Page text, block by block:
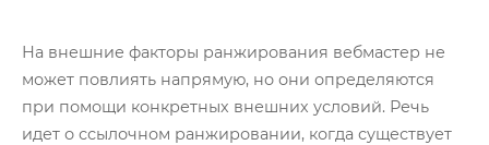
На внешние факторы ранжирования вебмастер не
может повлиять напрямую, но они определяются
при помощи конкретных внешних условий. Речь
идет о ссылочном ранжировании, когда существует
Кейсы
Блог
Вы даете согласие на обработку своих персональных данных